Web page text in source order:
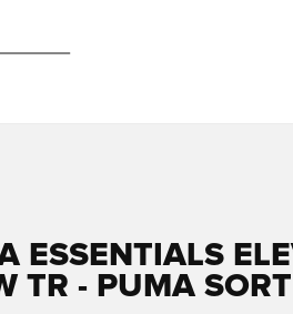
ESSENTIALS
TR - PUMA SORT